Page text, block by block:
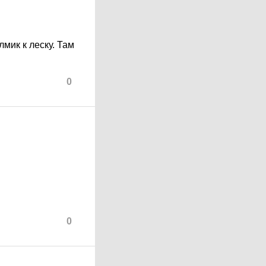
к леску. Там
0
0